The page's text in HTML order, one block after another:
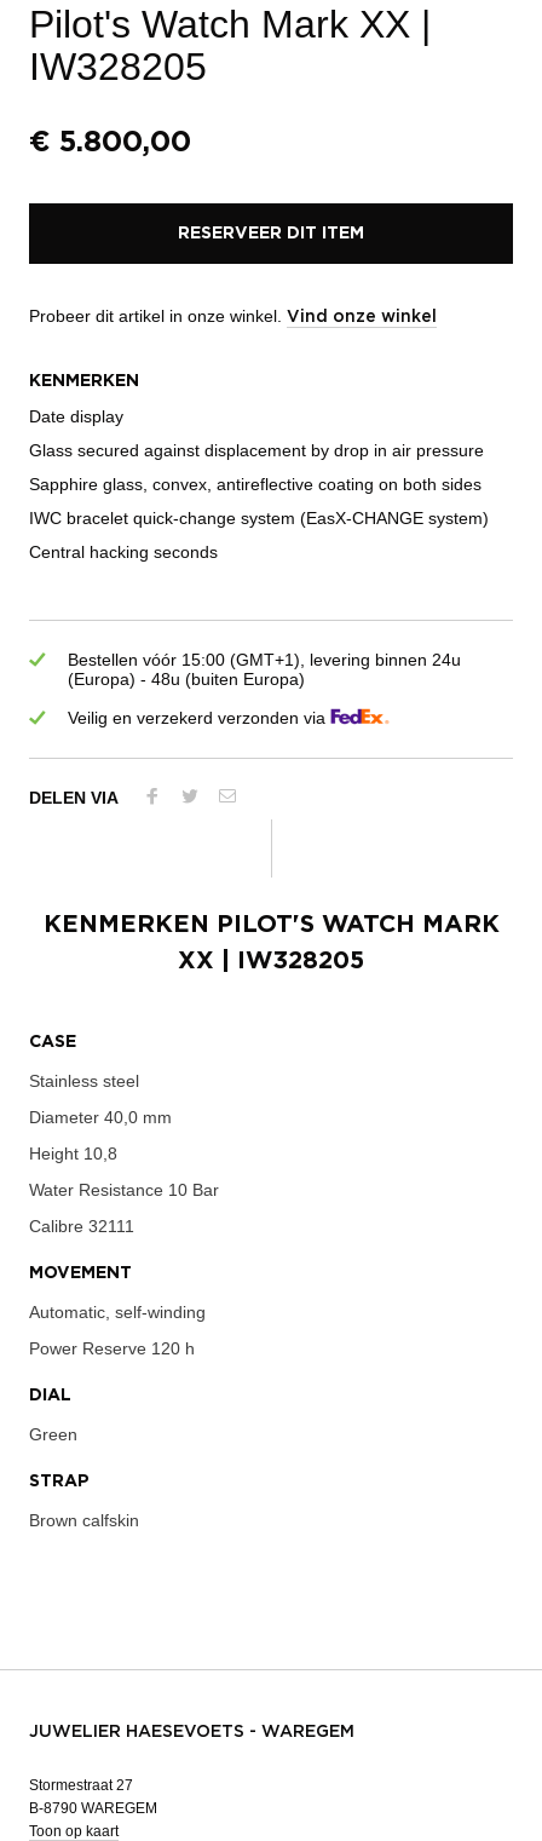
Pilot's Watch Mark XX |
IW328205
€ 5.800,00
RESERVEER DIT ITEM
Probeer dit artikel in onze winkel. Vind onze winkel
KENMERKEN
Date display
Glass secured against displacement by drop in air pressure
Sapphire glass, convex, antireflective coating on both sides
IWC bracelet quick-change system (EasX-CHANGE system)
Central hacking seconds
Bestellen vóór 15:00 (GMT+1), levering binnen 24u
(Europa) - 48u (buiten Europa)
Veilig en verzekerd verzonden via
DELEN VIA
KENMERKEN
PILOT'S WATCH MARK
XX | IW328205
CASE
Stainless steel
Diameter 40,0 mm
Height 10,8
Water Resistance 10 Bar
Calibre 32111
MOVEMENT
Automatic, self-winding
Power Reserve 120 h
DIAL
Green
STRAP
Brown calfskin
JUWELIER HAESEVOETS - WAREGEM
Stormestraat 27
B-8790 WAREGEM
Toon op kaart